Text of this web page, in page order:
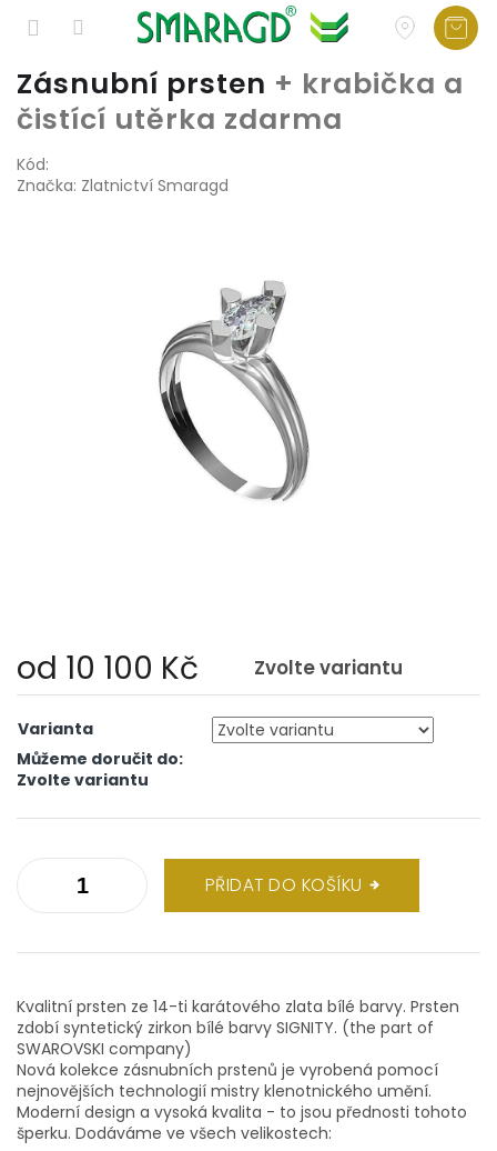
Přejít
na
obsah
Zásnubní prsten + krabička a
čistící utěrka zdarma
Kód:
Značka: Zlatnictví Smaragd
od 10 100 Kč Zvolte variantu
cena:
Varianta
Můžeme doručit do:
Zvolte variantu
PŘIDAT DO KOŠÍKU
Kvalitní prsten ze 14-ti karátového zlata bílé barvy. Prsten
zdobí syntetický zirkon bílé barvy SIGNITY. (the part of
SWAROVSKI company)
Nová kolekce zásnubních prstenů je vyrobená pomocí
nejnovějších technologií mistry klenotnického umění.
Moderní design a vysoká kvalita - to jsou přednosti tohoto
šperku. Dodáváme ve všech velikostech: